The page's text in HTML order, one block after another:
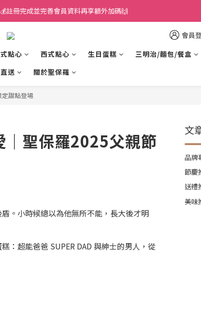
註冊完成並完善會員資料再享額外加碼🙌
會員
點心 西式點心 生日蛋糕 三明治/麵包/餐盒
送 關於聖保羅
甜點登場
｜聖保羅2025父親節
。小時候總以為他無所不能，長大後才明
：超能爸爸 SUPER DAD 與紳士的男人，從
文
品牌
節慶
送禮
美味